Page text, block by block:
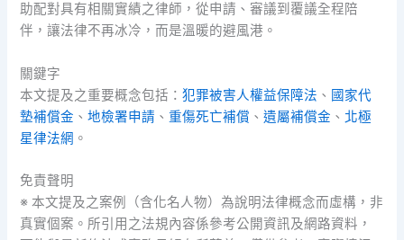
助配對具有相關實績之律師，從申請、審議到覆議全程陪
伴，讓法律不再冰冷，而是溫暖的避風港。
關鍵字
本文提及之重要概念包括：犯罪被害人權益保障法 、 國家代
墊補償金 、地檢署申請 、重傷死亡補償 、遺屬補償金 、 北極
星律法網 。
免責聲明
※ 本文提及之案例（含化名人物）為說明法律概念而虛構，非
真實個案。所引用之法規內容係參考公開資訊及網路資料，